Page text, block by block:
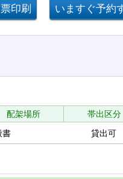
配架場所 帯出区分
書 貸出可